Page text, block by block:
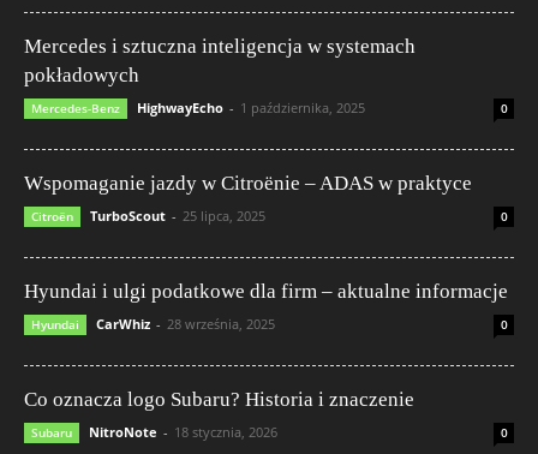
Mercedes i sztuczna inteligencja w systemach
pokładowych
Mercedes-Benz HighwayEcho - 1 października, 2025 0
Wspomaganie jazdy w Citroënie – ADAS w praktyce
Citroën TurboScout - 25 lipca, 2025 0
Hyundai i ulgi podatkowe dla firm – aktualne informacje
Hyundai CarWhiz - 28 września, 2025 0
Co oznacza logo Subaru? Historia i znaczenie
Subaru NitroNote - 18 stycznia, 2026 0